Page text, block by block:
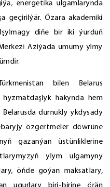
energetika ulgamlarynda
geçirilýär. Özara akademiki
diňe bir iki ýurduň
Aziýada umumy ylmy
bilen Belarus
hyzmatdaşlyk hakynda hem
durnukly ykdysady
özgertmeler döwrüne
gazanýan üstünliklerine
ylym ulgamyny
öňde goýan maksatlary,